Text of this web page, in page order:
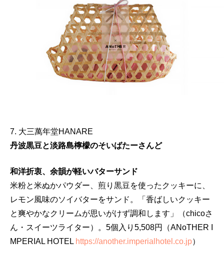
7. 大三萬年堂HANARE
丹波黒豆と淡路島檸檬のそいばたーさんど
和洋折衷、余韻が軽いバターサンド
米粉と米ぬかパウダー、煎り黒豆を使ったクッキーに、
レモン風味のソイバターをサンド。「香ばしいクッキー
と爽やかなクリームが思いがけず調和します」（chicoさ
ん・スイーツライター）。5個入り5,508円（ANoTHER I
MPERIAL HOTEL https://another.imperialhotel.co.jp）